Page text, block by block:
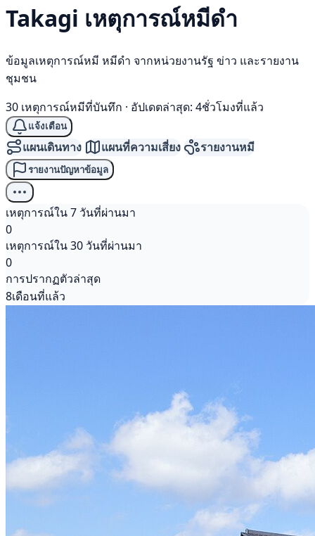
Takagi เหตุการณ์หมีดำ
ข้อมูลเหตุการณ์หมี หมีดำ จากหน่วยงานรัฐ ข่าว และรายงาน
ชุมชน
30 เหตุการณ์หมีที่บันทึก · อัปเดตล่าสุด: 4ชั่วโมงที่แล้ว
แจ้งเตือน
แผนเดินทาง แผนที่ความเสี่ยง รายงานหมี
รายงานปัญหาข้อมูล
เหตุการณ์ใน 7 วันที่ผ่านมา
0
เหตุการณ์ใน 30 วันที่ผ่านมา
0
การปรากฏตัวล่าสุด
8เดือนที่แล้ว